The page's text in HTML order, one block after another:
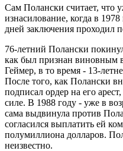
Сам Полански считает, что
изнасилование, когда в
дней заключения проходил
76-летний Полански
как был признан виновным
Геймер, в то время - 13-
После того, как Полански
подписал ордер на его
силе. В 1988 году - уже в
сама выдвинула против
согласился выплатить ей
полумиллиона долларов.
неизвестно.